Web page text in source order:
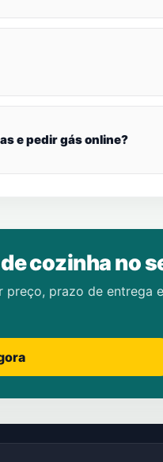
e pedir gás online?
cozinha no
prazo de entrega